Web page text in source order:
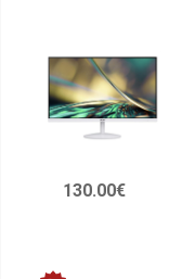
130.00€